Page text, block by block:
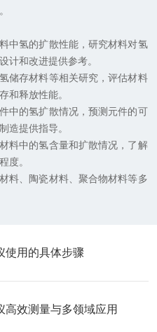
氢的扩散性能，研究材料对氢
计和改进提供参考。
存材料等相关研究，评估材料
和释放性能。
的氢扩散情况，预测元件的可
造提供指导。
中的氢含量和扩散情况，了解
度。
、陶瓷材料、聚合物材料等多
使用的具体步骤
高效测量与多领域应用